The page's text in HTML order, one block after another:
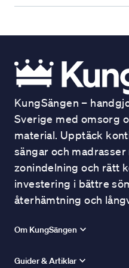
KungSängen –
Sverige med omsorg
material. Upptäck
sängar och
zonindelning och rätt
investering i bättre
återhämtning och
Om KungSängen
Guider & Artiklar